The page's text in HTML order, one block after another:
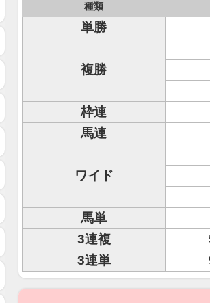
種類
単勝
複勝
枠連
馬連
ワイド
馬単
3連複
3連単